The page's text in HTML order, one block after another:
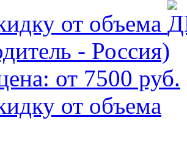
от объема
- Россия)
от 7500 руб.
от объема